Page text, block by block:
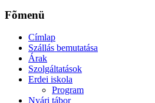
Fõmenü
Címlap
Szállás bemutatása
Árak
Szolgáltatások
Erdei iskola
Program
Nyári tábor